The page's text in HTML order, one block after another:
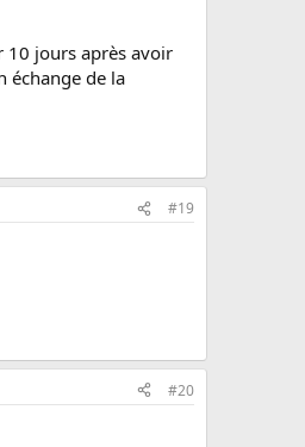
10 jours après avoir
échange de la
#19
#20